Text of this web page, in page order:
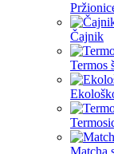
Čajnik
Termos
Matcha